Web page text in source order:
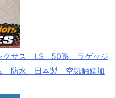
クサス LS 50系 ラゲッジ
防水 日本製 空気触媒加